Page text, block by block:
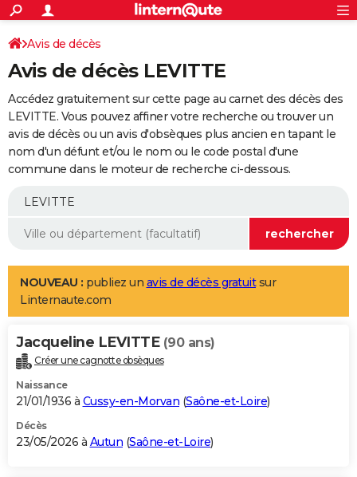
ACTUALITÉS
Politique
Société
Faits Divers
Education
Monde
Villes
+
SPORT
Coupe du monde 2026
Football
Tennis
Cyclisme
Rugby
Forum
Programme TV
TNTStreaming
Cinéma
Sorties cinéma
Musique
+FINANCE
Retraite
Epargne
Immobilier
Risques naturels par ville
Banque
Assurance
AUTO
Essais
Réserver un essai
Citadines
Berlines
SUV
Forum auto
+
Mobiles
Meilleur smartphone
Internet
Ordinateurs
Jeux vidéo
Guide high-tech
Aménagement intérieur
LIFESTYLE
Art de vivre
Bien-être
Loisirs
Mode
Modes de vie
Alimentation
Guide de la santé
Maladies
Médicaments
Sommeil
VOYAGE
Destinations
City break
Voyage nature
Voyage de noces
Forum
Climat
+PHOTO
GUIDES D'ACHAT
BONS PLANS
Avis de décès
Avis de décès LEVITTE
Accédez gratuitement sur cette page au carnet des décès des
LEVITTE. Vous pouvez affiner votre recherche ou trouver un
avis de décès ou un avis d'obsèques plus ancien en tapant le
nom d'un défunt et/ou le nom ou le code postal d'une
commune dans le moteur de recherche ci-dessous.
NOUVEAU : publiez un avis de décès gratuitsur
Linternaute.com
Jacqueline LEVITTE (90 ans)
Créer une cagnotte obsèques
Naissance
21/01/1936 à Cussy-en-Morvan (Saône-et-Loire)
Décès
23/05/2026 à Autun (Saône-et-Loire)